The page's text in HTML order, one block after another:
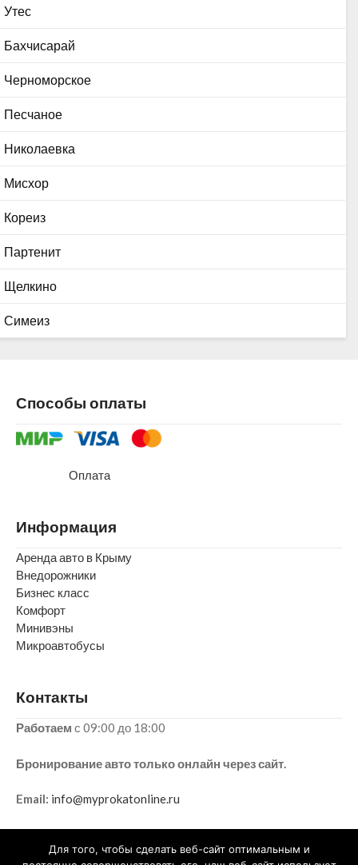
Утес
Бахчисарай
Черноморское
Песчаное
Николаевка
Мисхор
Кореиз
Партенит
Щелкино
Симеиз
Способы оплаты
Оплата
Информация
Аренда авто в Крыму
Внедорожники
Бизнес класс
Комфорт
Минивэны
Микроавтобусы
Контакты
Работаем с 09:00 до 18:00
Бронирование авто только онлайн через сайт.
Email: info@myprokatonline.ru
Для того, чтобы сделать веб-сайт оптимальным и